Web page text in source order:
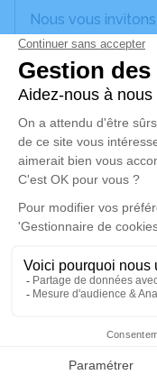
Faire-part
Nous vous
laisser vos
souvenirs, une
à travers des
est un lieu
mémoire de
Cérémonie
lundi 30
Crématorium
100 Route de